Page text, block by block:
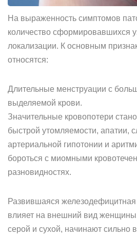
На выраженность симптомов
количество сформировавшихся
локализации. К основным
относятся:
Длительные менструации с
выделяемой крови.
Значительные кровопотери
быстрой утомляемости, апатии,
артериальной гипотонии и
бороться с миомными
разновидностях.
Развившаяся
влияет на внешний вид
серой и сухой, начинают сильно